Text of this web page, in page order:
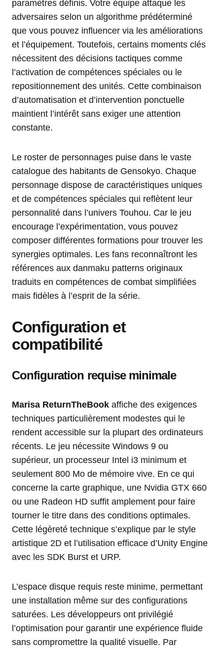
paramètres définis. Votre équipe attaque les
adversaires selon un algorithme prédéterminé
que vous pouvez influencer via les améliorations
et l’équipement. Toutefois, certains moments clés
nécessitent des décisions tactiques comme
l’activation de compétences spéciales ou le
repositionnement des unités. Cette combinaison
d’automatisation et d’intervention ponctuelle
maintient l’intérêt sans exiger une attention
constante.
Le roster de personnages puise dans le vaste
catalogue des habitants de Gensokyo. Chaque
personnage dispose de caractéristiques uniques
et de compétences spéciales qui reflètent leur
personnalité dans l’univers Touhou. Car le jeu
encourage l’expérimentation, vous pouvez
composer différentes formations pour trouver les
synergies optimales. Les fans reconnaîtront les
références aux danmaku patterns originaux
traduits en compétences de combat simplifiées
mais fidèles à l’esprit de la série.
Configuration et
compatibilité
Configuration requise minimale
Marisa ReturnTheBook affiche des exigences
techniques particulièrement modestes qui le
rendent accessible sur la plupart des ordinateurs
récents. Le jeu nécessite Windows 9 ou
supérieur, un processeur Intel i3 minimum et
seulement 800 Mo de mémoire vive. En ce qui
concerne la carte graphique, une Nvidia GTX 660
ou une Radeon HD suffit amplement pour faire
tourner le titre dans des conditions optimales.
Cette légèreté technique s’explique par le style
artistique 2D et l’utilisation efficace d’Unity Engine
avec les SDK Burst et URP.
L’espace disque requis reste minime, permettant
une installation même sur des configurations
saturées. Les développeurs ont privilégié
l’optimisation pour garantir une expérience fluide
sans compromettre la qualité visuelle. Par